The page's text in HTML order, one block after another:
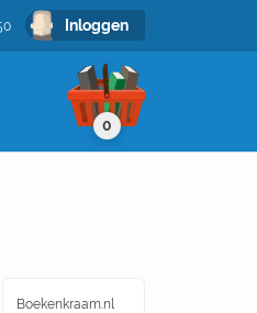
Inloggen
0
Boekenkraam.nl